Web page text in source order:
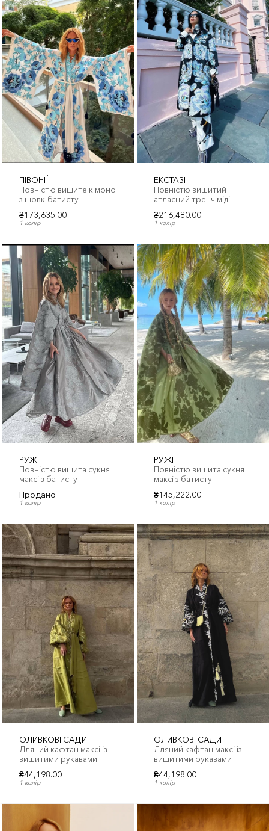
ПІВОНІЇ
Повністю вишите кімоно
з шовк-батисту
₴173,635.00
1 колір
ЕКСТАЗІ
Повністю вишитий
атласний тренч міді
₴216,480.00
1 колір
РУЖІ
Повністю вишита сукня
максі з батисту
Продано
1 колір
РУЖІ
Повністю вишита сукня
максі з батисту
₴145,222.00
1 колір
ОЛИВКОВІ САДИ
Лляний кафтан максі із
вишитими рукавами
₴44,198.00
1 колір
ОЛИВКОВІ САДИ
Лляний кафтан максі із
вишитими рукавами
₴44,198.00
1 колір